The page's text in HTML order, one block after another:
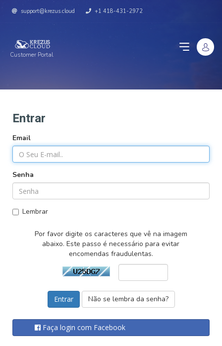
support@krezus.cloud +1 418-431-2972
Customer Portal
Entrar
Email
Senha
Lembrar
Por favor digite os caracteres que vê na imagem
abaixo. Este passo é necessário para evitar
encomendas fraudulentas.
Não se lembra da senha?
Faça login com Facebook